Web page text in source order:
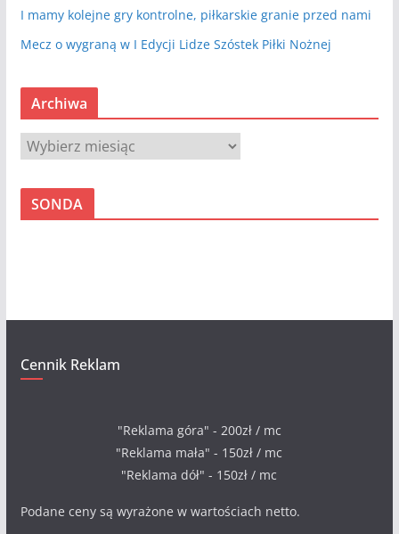
I mamy kolejne gry kontrolne, piłkarskie granie przed nami
Mecz o wygraną w I Edycji Lidze Szóstek Piłki Nożnej
Archiwa
A
r
c
SONDA
Cennik Reklam
"Reklama góra" - 200zł / mc
"Reklama mała" - 150zł / mc
"Reklama dół" - 150zł / mc
Podane ceny są wyrażone w wartościach netto.